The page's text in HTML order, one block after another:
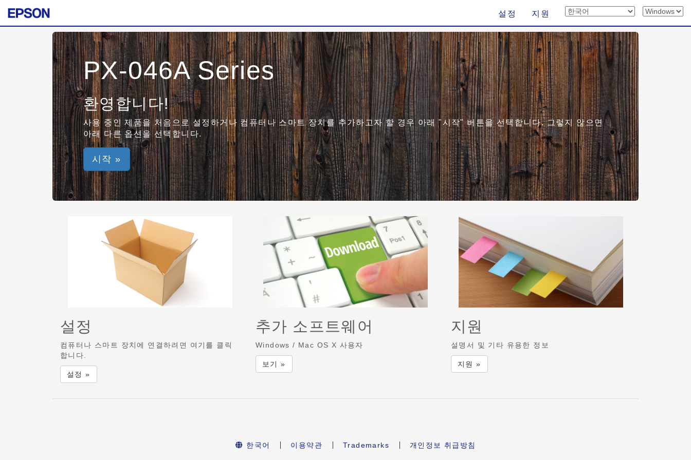
설정 지원
PX-046A Series
환영합니다!
사용 중인 제품을 처음으로 설정하거나 컴퓨터나 스마트 장치를 추가하고자 할 경우 아래 "시작" 버튼을 선택합니다. 그렇지 않으면
아래 다른 옵션을 선택합니다.
시작 »
설정
컴퓨터나 스마트 장치에 연결하려면 여기를 클릭
합니다.
설정 »
추가 소프트웨어
Windows / Mac OS X 사용자
보기 »
지원
설명서 및 기타 유용한 정보
지원 »
한국어 이용약관 Trademarks 개인정보 취급방침